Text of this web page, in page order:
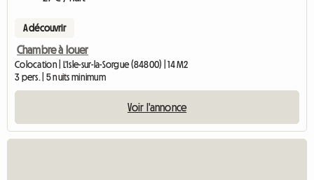
A découvrir
Chambre à louer
Colocation | L'Isle-sur-la-Sorgue (84800) | 14 M2
3 pers. | 5 nuits minimum
Voir l'annonce